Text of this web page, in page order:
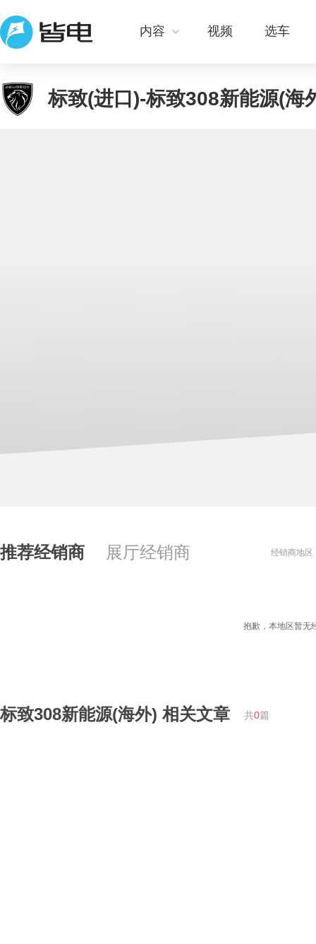
内容 视频 选车
标致(进口)-标致308新能源(海
推荐经销商 展厅经销商 经销商地区
抱歉，本地区暂无
标致308新能源(海外) 相关文章 共0篇